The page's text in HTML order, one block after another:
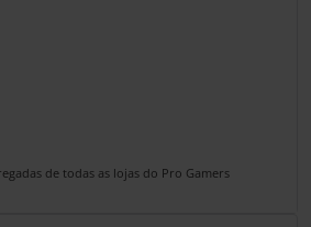
de todas as lojas do Pro Gamers